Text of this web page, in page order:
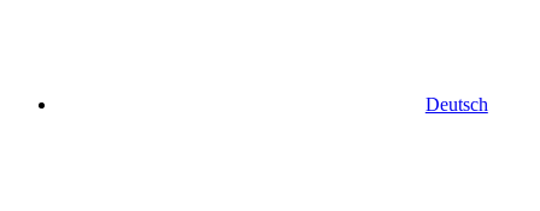
Deutsch